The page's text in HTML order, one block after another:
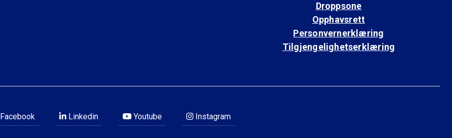
Droppsone
Opphavsrett
Personvernerklæring
Tilgjengelighetserklæring
Facebook Linkedin Youtube Instagram